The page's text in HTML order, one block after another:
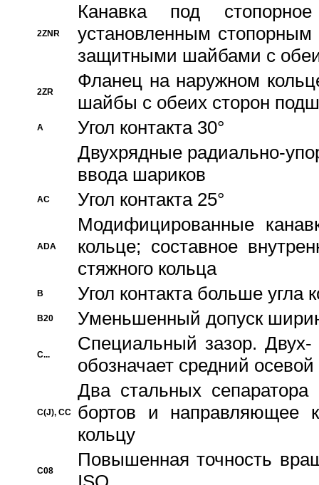
2ZNR
Канавка под
установленным
защитными шайбами с
2ZR
Фланец на наружном
шайбы с обеих сторон
A
Угол контакта 30°
Двухрядные радиально-
ввода шариков
AC Угол контакта 25°
ADA
Модифицированные
кольце; составное
стяжного кольца
B Угол контакта больше угла
B20 Уменьшенный допуск
C...
Специальный зазор.
обозначает средний
C(J), CC
Два стальных сепаратора
бортов и направляющее
кольцу
C08
Повышенная точность